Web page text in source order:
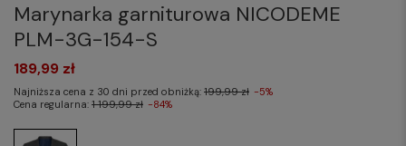
Marynarka garniturowa NICODEME
PLM-3G-154-S
189,99 zł
Najniższa cena z 30 dni przed obniżką: 199,99 zł -5%
Cena regularna: 1 199,99 zł -84%